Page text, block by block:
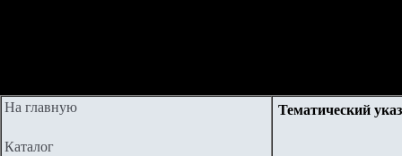
На главную
Каталог
Тематический